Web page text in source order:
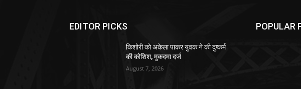
EDITOR PICKS
किशोरी को अकेला पाकर युवक ने की दुष्कर्म
की कोशिश, मुकदमा दर्ज
August 7, 2026
POPULAR